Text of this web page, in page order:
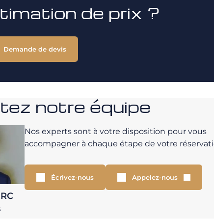
de prix ?
Demande de devis
notre équipe
Nos experts sont à votre disposition pour vous
accompagner à chaque étape de votre
Écrivez-nous Appelez-nous